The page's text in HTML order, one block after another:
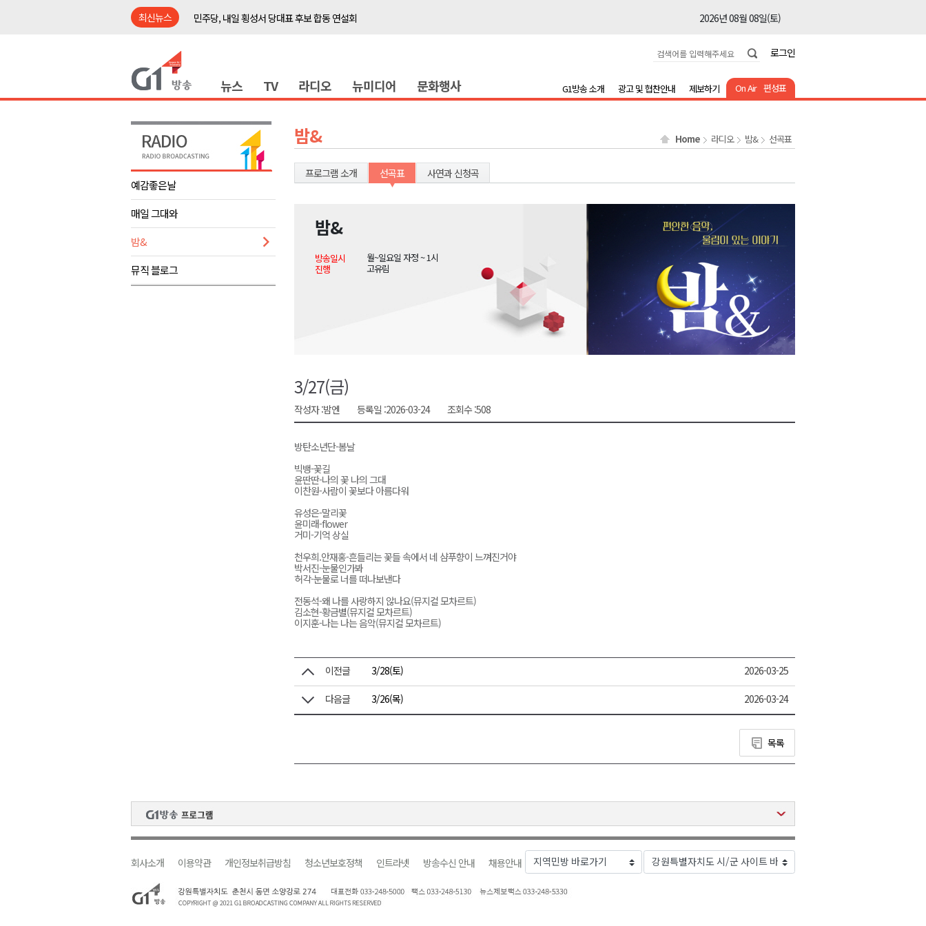
최신뉴스
민주당, 내일 횡성서 당대표 후보 합동 연설회
2026년 08월 08일(토)
2026년 08월 08일(토)
춘천시립 '장애아동전담어린이집' 개원
2026년 08월 08일(토)
양양군, 21일까지 '초등학생 틈새 돌봄' 시행
강원개발공사, 공기업 평가 2년 연속 '다'등급
2026년 08월 08일(토)
도-시군 첫 간담회..우상호 "하나된 공동체"
2026년 08월 08일(토)
민주당, 내일 횡성서 당대표 후보 합동 연설회
2026년 08월 08일(토)
철원 백마고지역~월정리역 경원선 복원 재개
2026년 08월 08일(토)
어젯밤 원주 아파트 정전..천 백여세대 불편
2026년 08월 08일(토)
2026년 08월 08일(토)
2026년 08월 08일(토)
2026년 08월 08일(토)
도-시군 첫 간담회..우상호 "하나된 공동체"
이 대통령, 사북·납북귀환어부 국가폭력 사과
로그인
뉴스 TV 라디오 뉴미디어 문화행사 On Air 편성표
G1방송 소개 광고 및 협찬안내 제보하기
예감좋은날
매일 그대와
밤&
뮤직 블로그
밤& Home 라디오 밤& 선곡표
프로그램 소개 선곡표 사연과 신청곡
밤&
방송일시
월~일요일 자정 ~ 1시
진행
고유림
3/27(금)
작성자 :밤엔 등록일 :2026-03-24 조회수 :508
방탄소년단-봄날
빅뱅-꽃길
윤딴딴-나의 꽃 나의 그대
이찬원-사람이 꽃보다 아름다워
유성은-말리꽃
윤미래-flower
거미-기억 상실
천우희.안재홍-흔들리는 꽃들 속에서 네 샴푸향이 느껴진거야
박서진-눈물인가봐
허각-눈물로 너를 떠나보낸다
전동석-왜 나를 사랑하지 않나요(뮤지컬 모차르트)
김소현-황금별(뮤지컬 모차르트)
이지훈-나는 나는 음악(뮤지컬 모차르트)
이전글 3/28(토) 2026-03-25
다음글 3/26(목) 2026-03-24
목록
회사소개 이용약관 개인정보취급방침 청소년보호정책 인트라넷 방송수신 안내 채용안내